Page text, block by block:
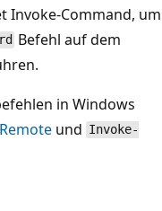
Invoke-Command, um
Befehl auf dem
in Windows
und Invoke-